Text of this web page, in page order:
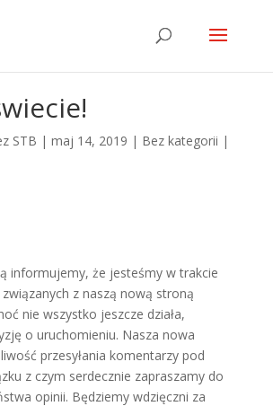
STB | maj 14, 2019 | Bez kategorii |
informujemy, że jesteśmy w trakcie
z naszą nową stroną
nie wszystko jeszcze działa,
o uruchomieniu. Nasza nowa
przesyłania komentarzy pod
z czym serdecznie zapraszamy do
opinii. Będziemy wdzięczni za